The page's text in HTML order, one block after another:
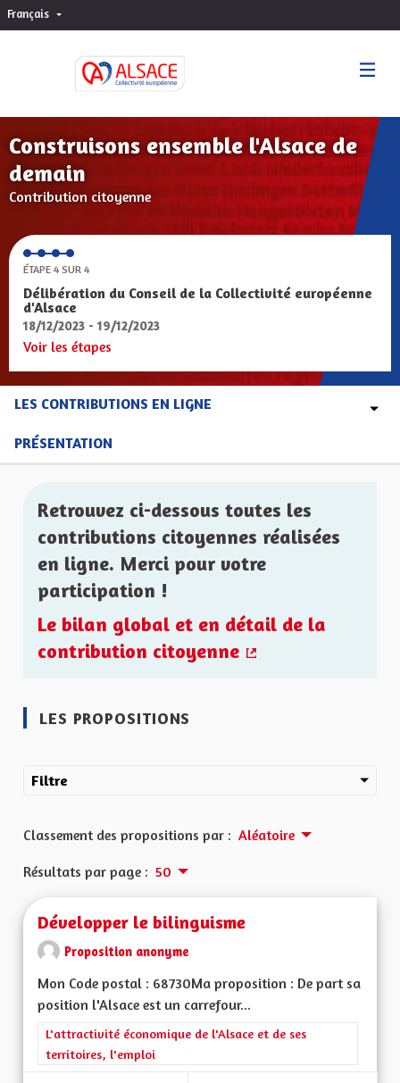
Français Choisir la langue
Construisons ensemble l'Alsace de
demain
Contribution citoyenne
ÉTAPE 4 SUR 4
Délibération du Conseil de la Collectivité européenne
d'Alsace
18/12/2023 - 19/12/2023
Voir les étapes
LES CONTRIBUTIONS EN LIGNE
PRÉSENTATION
Retrouvez ci-dessous toutes les
contributions citoyennes réalisées
en ligne. Merci pour votre
participation !
Le bilan global et en détail de la
contribution citoyenne
LES PROPOSITIONS
Filtre
Classement des propositions par : Aléatoire
Résultats par page : 50
Développer le bilinguisme
Proposition anonyme
Mon Code postal : 68730Ma proposition : De part sa
position l'Alsace est un carrefour...
Filtrer les résultats de la catégorie : L'attractivité
L'attractivité économique de l'Alsace et de ses
territoires, l'emploi